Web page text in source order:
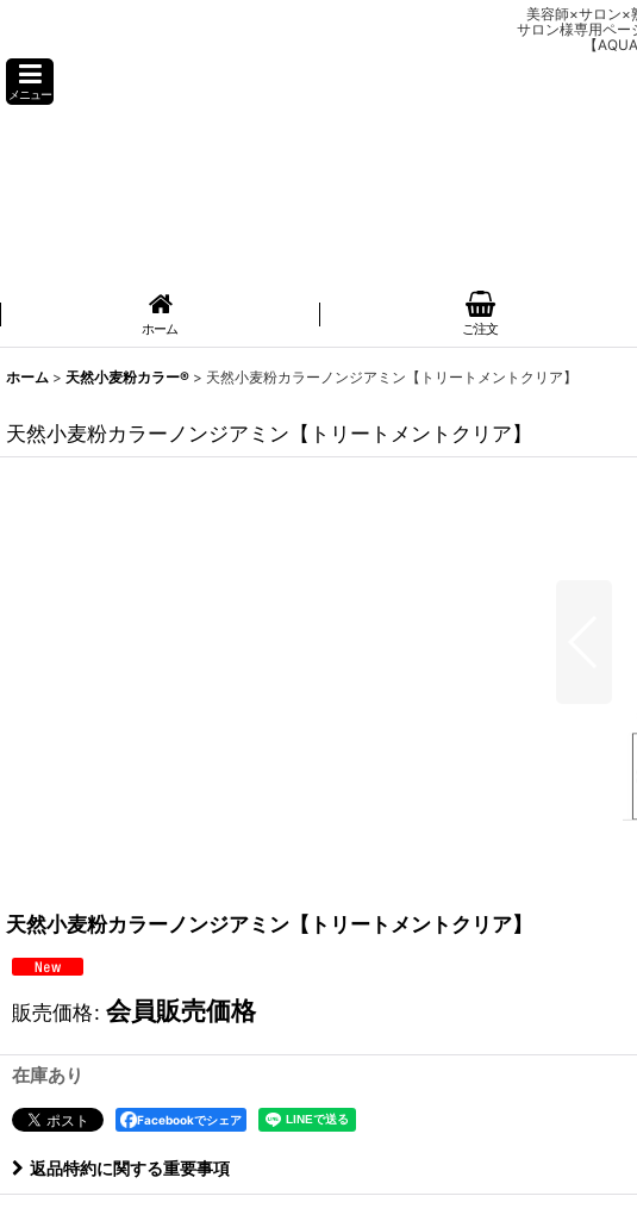
美容師×サロン×
サロン様専用ペー
【
メニュー
ホーム ご注文
ホーム > 天然小麦粉カラー® > 天然小麦粉カラーノンジアミン【トリートメントクリア】
天然小麦粉カラーノンジアミン【トリートメントクリア】
天然小麦粉カラーノンジアミン【トリートメントクリア】
販売価格: 会員販売価格
在庫あり
Facebookでシェア
返品特約に関する重要事項